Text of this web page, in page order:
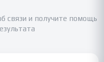
связи и получите помощь